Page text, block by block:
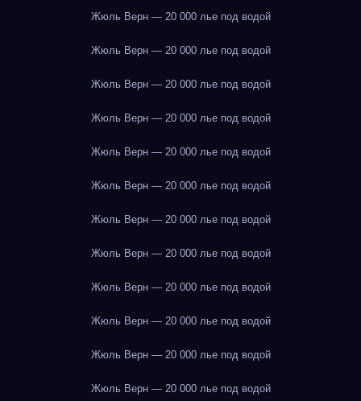
Жюль Верн — 20 000 лье под водой
Жюль Верн — 20 000 лье под водой
Жюль Верн — 20 000 лье под водой
Жюль Верн — 20 000 лье под водой
Жюль Верн — 20 000 лье под водой
Жюль Верн — 20 000 лье под водой
Жюль Верн — 20 000 лье под водой
Жюль Верн — 20 000 лье под водой
Жюль Верн — 20 000 лье под водой
Жюль Верн — 20 000 лье под водой
Жюль Верн — 20 000 лье под водой
Жюль Верн — 20 000 лье под водой